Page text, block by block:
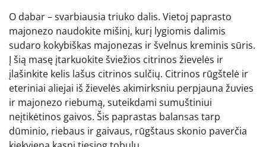
O dabar – svarbiausia triuko dalis. Vietoj paprasto
majonezo naudokite mišinį, kurį lygiomis dalimis
sudaro kokybiškas majonezas ir švelnus kreminis sūris.
Į šią masę įtarkuokite šviežios citrinos žievelės ir
įlašinkite kelis lašus citrinos sulčių. Citrinos rūgštelė ir
eteriniai aliejai iš žievelės akimirksniu perpjauna žuvies
ir majonezo riebumą, suteikdami sumuštiniui
neįtikėtinos gaivos. Šis paprastas balansas tarp
dūminio, riebaus ir gaivaus, rūgštaus skonio paverčia